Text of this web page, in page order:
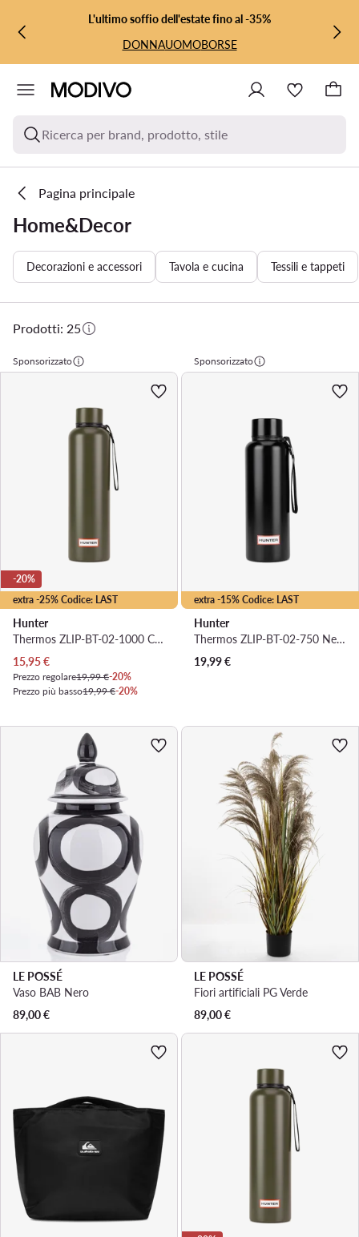
VAI AL CONTENUTO PRINCIPALE
VAI ALLA RICERCAL'ultimo soffio dell'estate fino al -35%
DONNAUOMOBORSE
Ricerca per brand, prodotto, stile
Pagina principale
Home&Decor
Decorazioni e accessori Tavola e cucina Tessili e tappeti
Prodotti: 25
Sponsorizzato
extra -25% Codice: LAST
-20%
Hunter
Thermos ZLIP-BT-02-1000 Cachi
Prezzo attuale
15,95€
Prezzo regolare19,99 €-20%
Prezzo più basso19,99 €-20%
Sponsorizzato
extra -15% Codice: LAST
Hunter
Thermos ZLIP-BT-02-750 Nero
19,99€
LE POSSÉ
Vaso BAB Nero
89,00€
LE POSSÉ
Fiori artificiali PG Verde
89,00€